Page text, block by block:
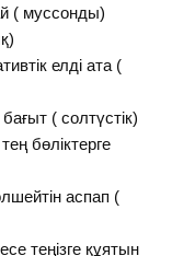
( муссонды)
елді ата (
( солтүстік)
бөліктерге
аспап (
теңізге құятын